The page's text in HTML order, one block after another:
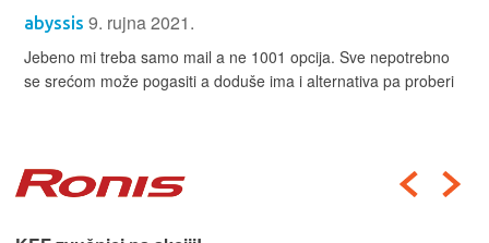
abyssis 9. rujna 2021.
Jebeno mi treba samo mail a ne 1001 opcija. Sve nepotrebno
se srećom može pogasiti a doduše ima i alternativa pa proberi